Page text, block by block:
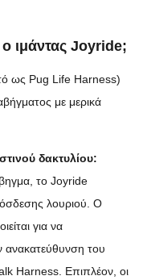
ιμάντας Joyride;
ως Pug Life Harness)
με μερικά
δακτυλίου:
το Joyride
λουριού. Ο
για να
ανακατεύθυνση του
Harness. Επιπλέον, οι